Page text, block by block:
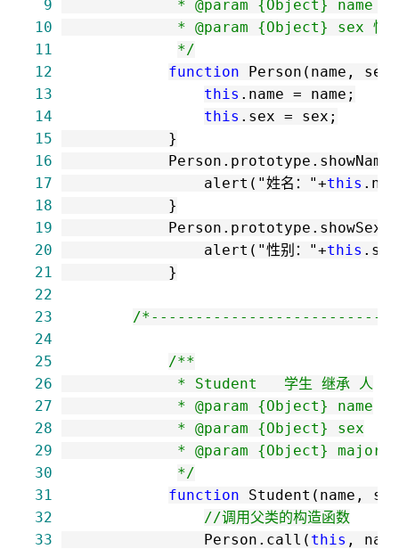
9
10
11
*/
12
function
13
this .name =
14
this .sex =
15
16
            Person.prototype.showName
17
                alert(
"姓名： "+this
18
19
            Person.prototype.showSex
20
                alert(
"性别： "+this
21
22
23
/*
24
25
/*
26
27
28
29
30
*/
31
function
32
//调用父类的构造函数
33
                Person.call(
this